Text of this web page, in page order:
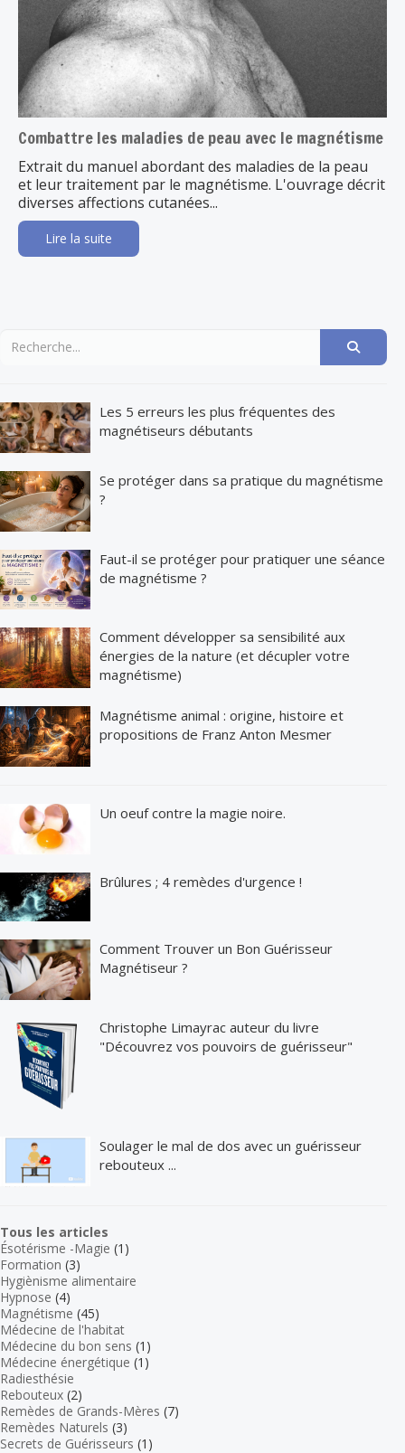
Combattre les maladies de peau avec le magnétisme
Extrait du manuel abordant des maladies de la peau
et leur traitement par le magnétisme. L'ouvrage décrit
diverses affections cutanées...
Lire la suite
Les 5 erreurs les plus fréquentes des
magnétiseurs débutants
Se protéger dans sa pratique du magnétisme
?
Faut-il se protéger pour pratiquer une séance
de magnétisme ?
Comment développer sa sensibilité aux
énergies de la nature (et décupler votre
magnétisme)
Magnétisme animal : origine, histoire et
propositions de Franz Anton Mesmer
Un oeuf contre la magie noire.
Brûlures ; 4 remèdes d'urgence !
Comment Trouver un Bon Guérisseur
Magnétiseur ?
Christophe Limayrac auteur du livre
"Découvrez vos pouvoirs de guérisseur"
Soulager le mal de dos avec un guérisseur
rebouteux ...
Tous les articles
Ésotérisme -Magie (1)
Formation (3)
Hygiènisme alimentaire
Hypnose (4)
Magnétisme (45)
Médecine de l'habitat
Médecine du bon sens (1)
Médecine énergétique (1)
Radiesthésie
Rebouteux (2)
Remèdes de Grands-Mères (7)
Remèdes Naturels (3)
Secrets de Guérisseurs (1)